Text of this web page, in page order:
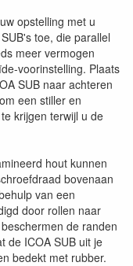
opstelling met u
toe, die parallel
meer vermogen
voorinstelling. Plaats
SUB naar achteren
een ​​stiller en
krijgen terwijl u de
hout kunnen
bovenaan
van een
door rollen naar
de randen
de ICOA SUB uit je
bedekt met rubber.